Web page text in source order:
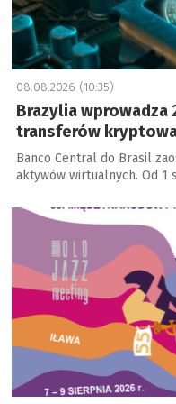
08.08.2026 (10:35)
Brazylia wprowadza
transferów
Banco Central do Brasil
aktywów wirtualnych. Od 1
a